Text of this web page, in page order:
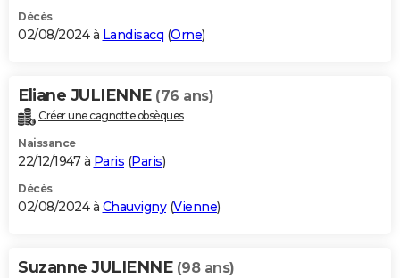
Décès
02/08/2024 à Landisacq (Orne)
Eliane JULIENNE (76 ans)
Créer une cagnotte obsèques
Naissance
22/12/1947 à Paris (Paris)
Décès
02/08/2024 à Chauvigny(Vienne)
Suzanne JULIENNE (98 ans)